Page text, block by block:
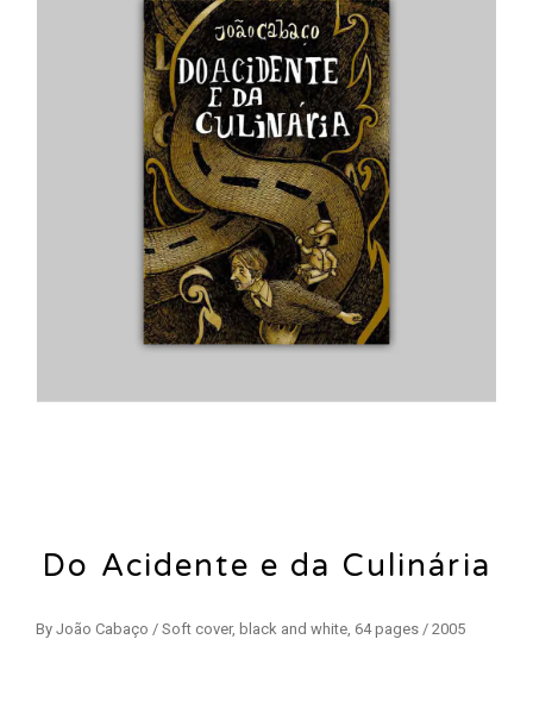
Do Acidente e da Culinária
By João Cabaço / Soft cover, black and white, 64 pages / 2005